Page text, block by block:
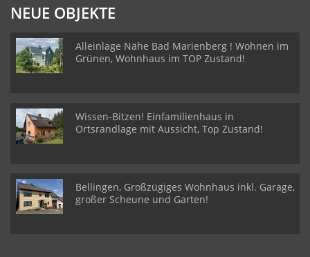
NEUE OBJEKTE
Alleinlage Nähe Bad Marienberg ! Wohnen im
Grünen, Wohnhaus im TOP Zustand!
Wissen-Bitzen! Einfamilienhaus in
Ortsrandlage mit Aussicht, Top Zustand!
Bellingen, Großzügiges Wohnhaus inkl. Garage,
großer Scheune und Garten!